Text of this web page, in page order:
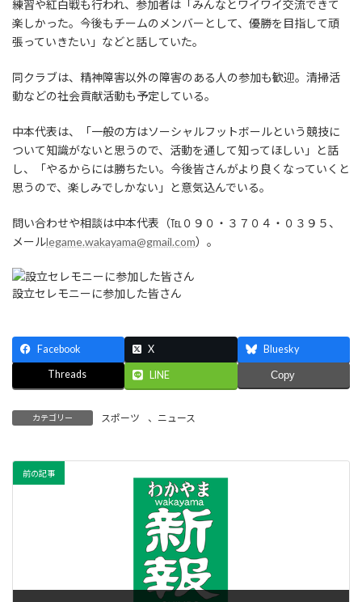
練習や紅白戦も行われ、参加者は「みんなとワイワイ交流できて
楽しかった。今後もチームのメンバーとして、優勝を目指して頑
張っていきたい」などと話していた。
同クラブは、精神障害以外の障害のある人の参加も歓迎。清掃活
動などの社会貢献活動も予定している。
中本代表は、「一般の方はソーシャルフットボールという競技に
ついて知識がないと思うので、活動を通して知ってほしい」と話
し、「やるからには勝ちたい。今後皆さんがより良くなっていくと
思うので、楽しみでしかない」と意気込んでいる。
問い合わせや相談は中本代表（℡０９０・３７０４・０３９５、
メールlegame.wakayama@gmail.com）。
設立セレモニーに参加した皆さん
Facebook X Bluesky
Threads LINE Copy
カテゴリー スポーツ 、 ニュース
前の記事